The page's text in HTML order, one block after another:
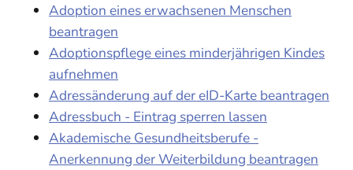
Adoption eines erwachsenen Menschen
beantragen
Adoptionspflege eines minderjährigen Kindes
aufnehmen
Adressänderung auf der eID-Karte beantragen
Adressbuch - Eintrag sperren lassen
Akademische Gesundheitsberufe -
Anerkennung der Weiterbildung beantragen